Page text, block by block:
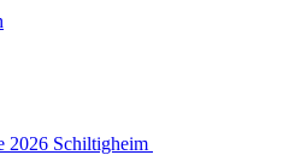
2026 Schiltigheim